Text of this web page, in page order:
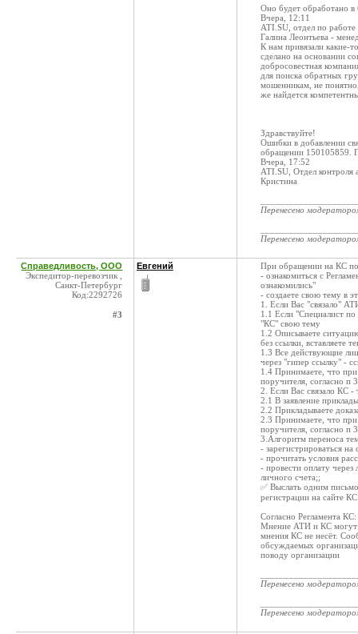
Оно будет обработано
Вчера, 12:11
ATI.SU, отдел по
Галина Леонтьева -
К нам привязали какие-
сделано на основании
добросовестная
для поиска обратных
мошенникам, не
же найдется
Здравствуйте!
Ошибки в добавлении
обращении 150105859.
Вчера, 17:52
ATI.SU, Отдел контроля
Кристина
Перенесено
Перенесено
Справедливость, ООО
Экспедитор-перевозчик ,
Санкт-Петербург
Код:2292726
#3
Евгений
При обращении на КС
- ознакомиться с
ознакомились"
- создаете свою тему в
1. Если Вас "связало"
1.1 Если "Специалист по
"КС" свою тему
1.2 Описываете
без ссылки, вставляете
1.3 Все действующие
через "гипер ссылку" -
1.4 Принимаете, что
поручителя, согласно п
2. Если Вас связало КС -
2.1 В заявление
2.2 Прикладываете
2.3 Принимаете, что
поручителя, согласно п
3.Алгоритм переноса
- зарегистрироваться на
- прочитать условия
- провести оплату
личного счета;;
✅ Выслать одним
регистрации на сайте
Согласно Регламента
Мнение АТИ и КС могут
мнения КС не несёт.
обсуждаемых
поводу организации
Перенесено
Перенесено